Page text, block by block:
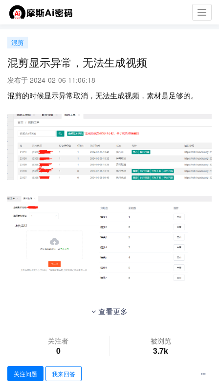
混剪
混剪显示异常，无法生成视频
发布于 2024-02-06 11:06:18
混剪的时候显示异常取消，无法生成视频，素材是足够的。
查看更多
关注者
0
被浏览
3.7k
关注问题 我来回答